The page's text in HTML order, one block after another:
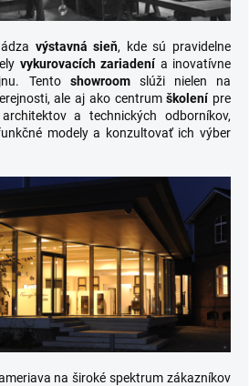
výstavná sieň, kde sú pravidelne
vykurovacích zariadenía inovatívne
Tento showroomslúži nielen na
ale aj ako centrumškolenípre
a technických odborníkov,
modely a konzultovať ich výber
na široké spektrum zákazníkov